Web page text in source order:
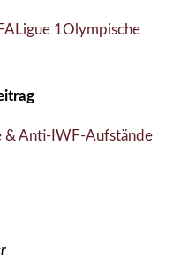
Ligue 1Olympische
& Anti-IWF-Aufstände